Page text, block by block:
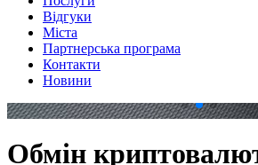
Відгуки
Міста
Партнерська програма
Контакти
Новини
. .
Обмін